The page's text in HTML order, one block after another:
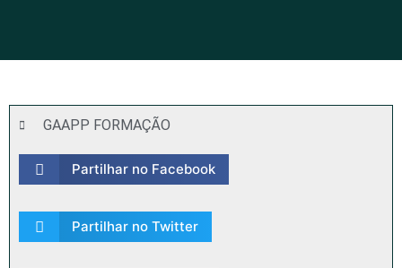
GAAPP FORMAÇÃO
Partilhar no Facebook
Partilhar no Twitter